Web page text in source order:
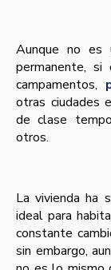
Aunque no es
permanente,
campamentos,
otras ciudades
de clase
otros.
La vivienda ha
ideal para
constante
sin embargo,